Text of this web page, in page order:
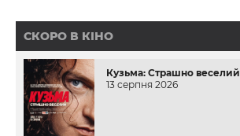
СКОРО В КІНО
Кузьма: Страшно веселий
13 серпня 2026